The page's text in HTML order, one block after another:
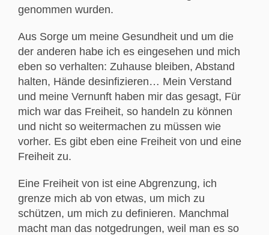
genommen wurden.
Aus Sorge um meine Gesundheit und um die
der anderen habe ich es eingesehen und mich
eben so verhalten: Zuhause bleiben, Abstand
halten, Hände desinfizieren… Mein Verstand
und meine Vernunft haben mir das gesagt, Für
mich war das Freiheit, so handeln zu können
und nicht so weitermachen zu müssen wie
vorher. Es gibt eben eine Freiheit von und eine
Freiheit zu.
Eine Freiheit von ist eine Abgrenzung, ich
grenze mich ab von etwas, um mich zu
schützen, um mich zu definieren. Manchmal
macht man das notgedrungen, weil man es so